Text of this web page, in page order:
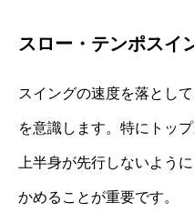
スロー・テンポスイ
スイングの速度を落とし
を意識します。特にトッ
上半身が先行しないよう
かめることが重要です。